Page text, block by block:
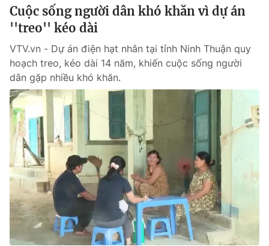
Cuộc sống người dân khó khăn vì dự án
''treo'' kéo dài
VTV.vn - Dự án điện hạt nhân tại tỉnh Ninh Thuận quy
hoạch treo, kéo dài 14 năm, khiến cuộc sống người
dân gặp nhiều khó khăn.